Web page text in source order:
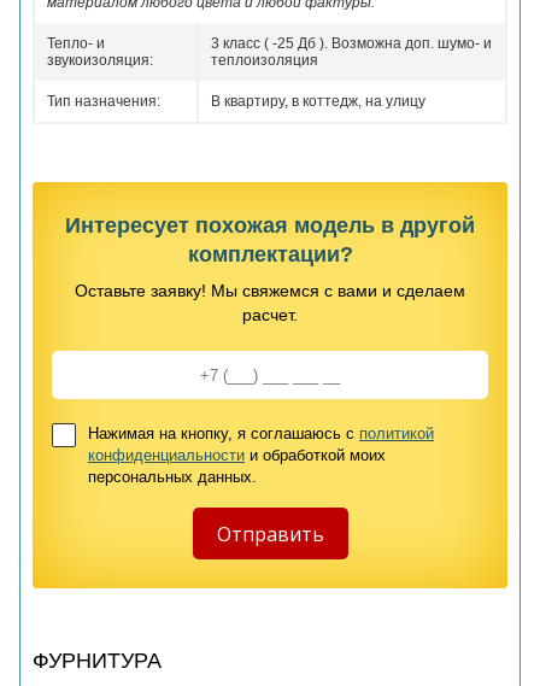
Тепло- и
звукоизоляция:
3 класс ( -25 Дб ). Возможна доп. шумо- и
теплоизоляция
Тип назначения: В квартиру, в коттедж, на улицу
Интересует похожая модель в другой
комплектации?
Оставьте заявку! Мы свяжемся с вами и сделаем
расчет.
Нажимая на кнопку, я соглашаюсь с политикой
конфиденциальности и обработкой моих
персональных данных.
ФУРНИТУРА